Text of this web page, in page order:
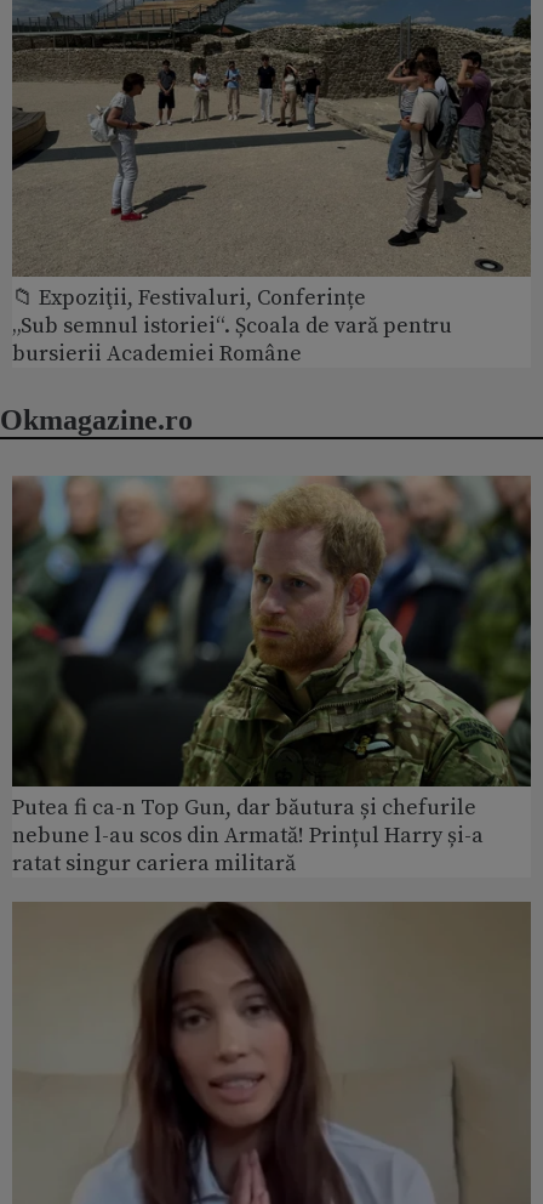
📁 Expoziţii, Festivaluri, Conferințe
„Sub semnul istoriei“. Școala de vară pentru
bursierii Academiei Române
Okmagazine.ro
Putea fi ca-n Top Gun, dar băutura și chefurile
nebune l-au scos din Armată! Prințul Harry și-a
ratat singur cariera militară